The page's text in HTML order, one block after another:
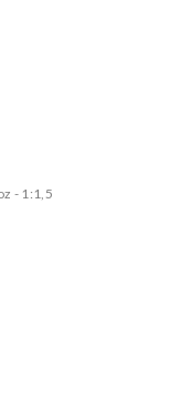
- 1:1,5